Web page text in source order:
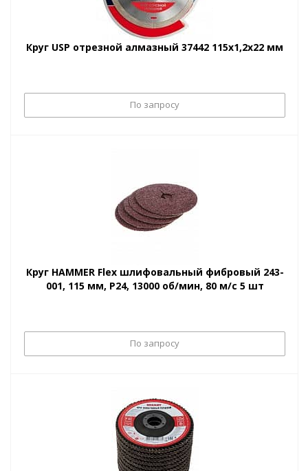
Круг USP отрезной алмазный 37442 115х1,2х22 мм
По запросу
Круг HAMMER Flex шлифовальный фибровый 243-
001, 115 мм, P24, 13000 об/мин, 80 м/с 5 шт
По запросу